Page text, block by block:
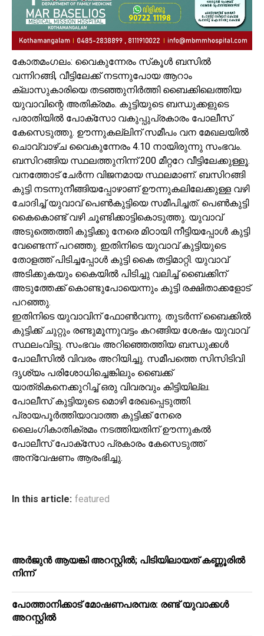
കോതമംഗലം: വൈകുന്നേരം സ്‌കൂള്‍ ബസില്‍
വന്നിറങ്ങി, വീട്ടിലേക്ക് നടന്നുപോയ ആറാം
ക്ലാസുകാരിയെ തടഞ്ഞുനിര്‍ത്തി ബൈക്കിലെത്തിയ
യുവാവിന്റെ അതിക്രമം. കുട്ടിയുടെ ബന്ധുക്കളുടെ
പരാതിയില്‍ പോക്‌സോ വകുപ്പുപ്രകാരം പോലീസ്
കേസെടുത്തു. ഊന്നുകല്ലിന് സമീപം വന മേഖലയില്‍
ചൊവ്വാഴ്ച വൈകുന്നേരം 4.10 നായിരുന്നു സംഭവം.
ബസിറങ്ങിയ സ്ഥലത്തുനിന്ന് 200 മീറ്ററേ വീട്ടിലേക്കുള്ളൂ.
വനത്തോട് ചേര്‍ന്ന വിജനമായ സ്ഥലമാണ്. ബസിറങ്ങി
കുട്ടി നടന്നുനീങ്ങിയപ്പോഴാണ് ഊന്നുകലിലേക്കുള്ള വഴി
ചോദിച്ച് യുവാവ് പെണ്‍കുട്ടിയെ സമീപിച്ചത്. പെണ്‍കുട്ടി
കൈകൊണ്ട് വഴി ചൂണ്ടിക്കാട്ടികൊടുത്തു. യുവാവ്
അടുത്തെത്തി കുട്ടിക്കു നേരെ മിഠായി നീട്ടിയപ്പോള്‍ കുട്ടി
വേണ്ടെന്ന് പറഞ്ഞു. ഇതിനിടെ യുവാവ് കുട്ടിയുടെ
തോളത്ത് പിടിച്ചപ്പോള്‍ കുട്ടി കൈ തട്ടിമാറ്റി. യുവാവ്
അടിക്കുകയും കൈയില്‍ പിടിച്ചു വലിച്ച് ബൈക്കിന്
അടുത്തേക്ക് കൊണ്ടുപോയെന്നും കുട്ടി രക്ഷിതാക്കളോട്
പറഞ്ഞു.
ഇതിനിടെ യുവാവിന് ഫോണ്‍വന്നു. തുടര്‍ന്ന് ബൈക്കില്‍
കുട്ടിക്ക് ചുറ്റും രണ്ടുമൂന്നുവട്ടം കറങ്ങിയ ശേഷം യുവാവ്
സ്ഥലംവിട്ടു. സംഭവം അറിഞ്ഞെത്തിയ ബന്ധുക്കള്‍
പോലീസില്‍ വിവരം അറിയിച്ചു. സമീപത്തെ സിസിടിവി
ദൃശ്യം പരിശോധിച്ചെങ്കിലും ബൈക്ക്
യാത്രികനെക്കുറിച്ച് ഒരു വിവരവും കിട്ടിയില്ല.
പോലീസ് കുട്ടിയുടെ മൊഴി രേഖപ്പെടുത്തി.
പ്രായപൂര്‍ത്തിയാവാത്ത കുട്ടിക്ക് നേരെ
ലൈംഗികാതിക്രമം നടത്തിയതിന് ഊന്നുകല്‍
പോലീസ് പോക്‌സോ പ്രകാരം കേസെടുത്ത്
അന്വേഷണം ആരംഭിച്ചു.
In this article: featured
അർജുൻ ആയങ്കി അറസ്റ്റിൽ; പിടിയിലായത് കണ്ണൂരിൽ
നിന്ന്
പോത്താനിക്കാട് മോഷണപരമ്പര: രണ്ട് യുവാക്കൾ
അറസ്റ്റിൽ